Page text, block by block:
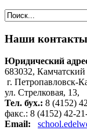
Наши контакты
Юридический
683032, Камчатский
г. Петропавловск-
ул. Стрелковая, 13,
Тел. бух.: 8 (4152)
факс.: 8 (4152) 42-
Email: